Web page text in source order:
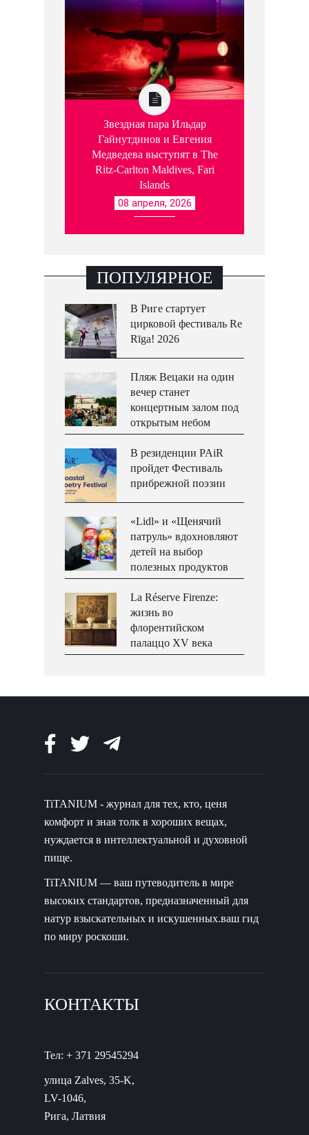
Звездная пара Ильдар
Гайнутдинов и Евгения
Медведева выступят в The
Ritz-Carlton Maldives, Fari
Islands
08 апреля, 2026
ПОПУЛЯРНОЕ
В Риге стартует
цирковой фестиваль Re
Rīga! 2026
Пляж Вецаки на один
вечер станет
концертным залом под
открытым небом
В резиденции PAiR
пройдет Фестиваль
прибрежной поэзии
«Lidl» и «Щенячий
патруль» вдохновляют
детей на выбор
полезных продуктов
La Réserve Firenze:
жизнь во
флорентийском
палаццо XV века
TiTANIUM - журнал для тех, кто, ценя
комфорт и зная толк в хороших вещах,
нуждается в интеллектуальной и духовной
пище.
TiTANIUM — ваш путеводитель в мире
высоких стандартов, предназначенный для
натур взыскательных и искушенных.ваш гид
по миру роскоши.
КОНТАКТЫ
Тел: + 371 29545294
улица Zalves, 35-K,
LV-1046,
Рига, Латвия